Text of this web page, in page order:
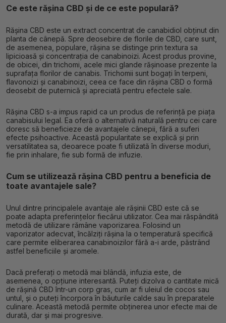
Ce este rășina CBD și de ce este populară?
Rășina CBD este un extract concentrat de canabidiol obținut din
planta de cânepă. Spre deosebire de florile de CBD, care sunt,
de asemenea, populare, rășina se distinge prin textura sa
lipicioasă și concentrația de canabinoizi. Acest produs provine,
de obicei, din trichomi, acele mici glande rășinoase prezente la
suprafața florilor de canabis. Trichomii sunt bogați în terpeni,
flavonoizi și canabinoizi, ceea ce face din rășina CBD o formă
deosebit de puternică și apreciată pentru efectele sale.
Rășina CBD s-a impus rapid ca un produs de referință pe piața
canabisului legal. Ea oferă o alternativă naturală pentru cei care
doresc să beneficieze de avantajele cânepii, fără a suferi
efecte psihoactive. Această popularitate se explică și prin
versatilitatea sa, deoarece poate fi utilizată în diverse moduri,
fie prin inhalare, fie sub formă de infuzie.
Cum se utilizează rășina CBD pentru a beneficia de
toate avantajele sale?
Unul dintre principalele avantaje ale rășinii CBD este că se
poate adapta preferințelor fiecărui utilizator. Cea mai răspândită
metodă de utilizare rămâne vaporizarea. Folosind un
vaporizator adecvat, încălziți rășina la o temperatură specifică
care permite eliberarea canabinoizilor fără a-i arde, păstrând
astfel beneficiile și aromele.
Dacă preferați o metodă mai blândă, infuzia este, de
asemenea, o opțiune interesantă. Puteți dizolva o cantitate mică
de rășină CBD într-un corp gras, cum ar fi uleiul de cocos sau
untul, și o puteți încorpora în băuturile calde sau în preparatele
culinare. Această metodă permite obținerea unor efecte mai de
durată, dar și mai progresive.